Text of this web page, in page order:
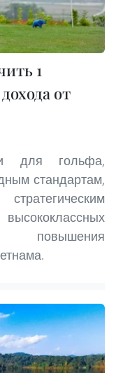
1
от
для гольфа,
стандартам,
повышения